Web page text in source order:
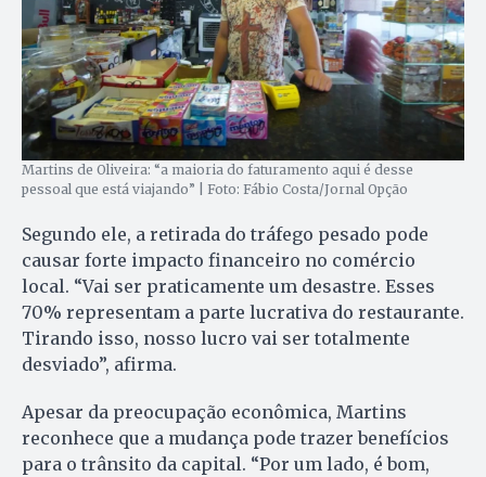
Martins de Oliveira: “a maioria do faturamento aqui é desse
pessoal que está viajando” | Foto: Fábio Costa/Jornal Opção
Segundo ele, a retirada do tráfego pesado pode
causar forte impacto financeiro no comércio
local. “Vai ser praticamente um desastre. Esses
70% representam a parte lucrativa do restaurante.
Tirando isso, nosso lucro vai ser totalmente
desviado”, afirma.
Apesar da preocupação econômica, Martins
reconhece que a mudança pode trazer benefícios
para o trânsito da capital. “Por um lado, é bom,